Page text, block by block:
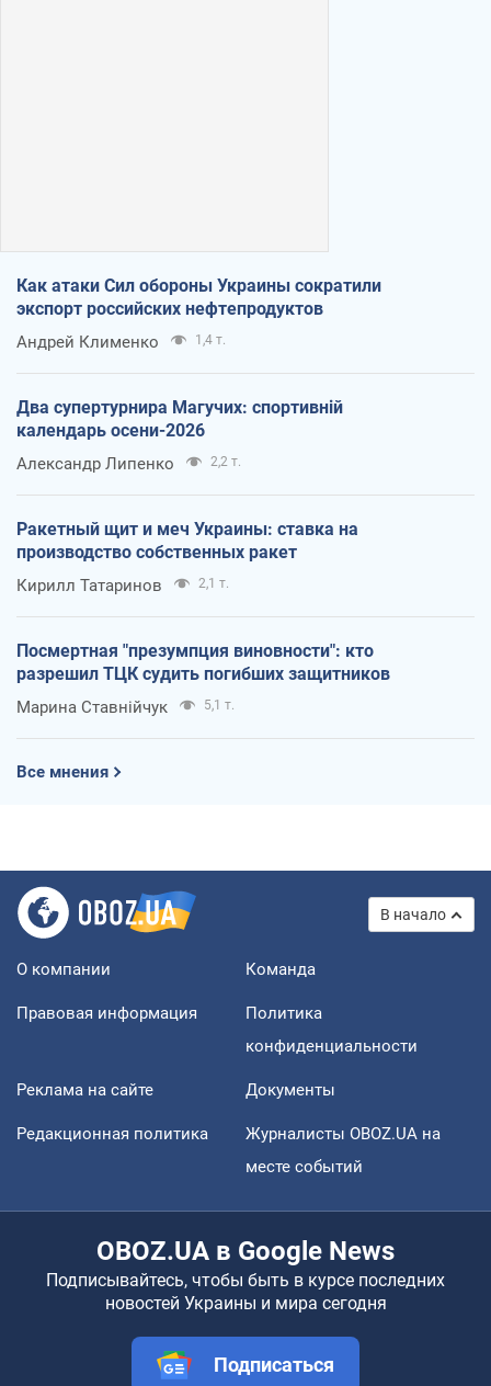
Как атаки Сил обороны Украины сократили
экспорт российских нефтепродуктов
Андрей Клименко 1,4 т.
Два супертурнира Магучих: спортивній
календарь осени-2026
Александр Липенко 2,2 т.
Ракетный щит и меч Украины: ставка на
производство собственных ракет
Кирилл Татаринов 2,1 т.
Посмертная "презумпция виновности": кто
разрешил ТЦК судить погибших защитников
Марина Ставнійчук 5,1 т.
Все мнения
В начало
О компании Команда
Правовая информация
Политика
конфиденциальности
Реклама на сайте Документы
Редакционная политика
Журналисты OBOZ.UA на
месте событий
OBOZ.UA в Google News
Подписывайтесь, чтобы быть в курсе последних
новостей Украины и мира сегодня
Подписаться